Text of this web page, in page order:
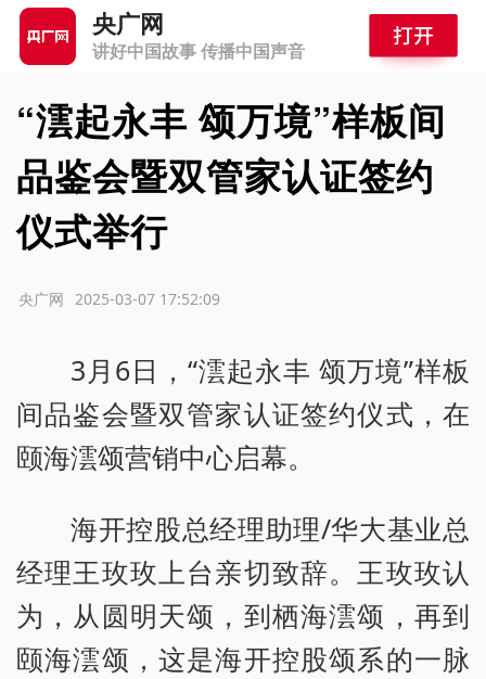
央广网
讲好中国故事 传播中国声音
“澐起永丰 颂万境”样板间
品鉴会暨双管家认证签约
仪式举行
2025-03-07 17:52:09
央广网
3月6日，“澐起永丰 颂万境”样板
间品鉴会暨双管家认证签约仪式，在
颐海澐颂营销中心启幕。
海开控股总经理助理/华大基业总
经理王玫玫上台亲切致辞。王玫玫认
为，从圆明天颂，到栖海澐颂，再到
颐海澐颂，这是海开控股颂系的一脉